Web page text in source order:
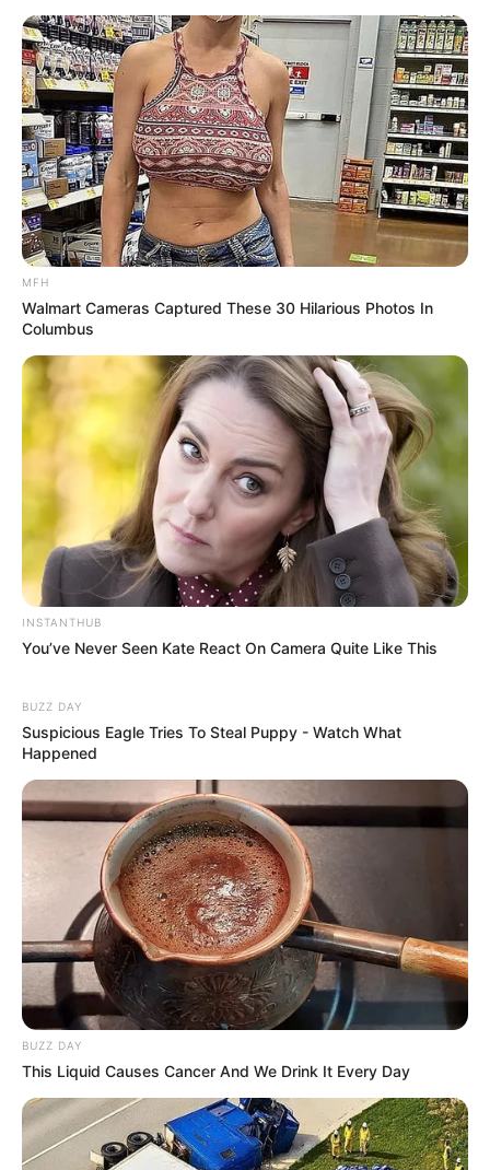
અમારી યુટ્યુબ ચેનલ ને Subscribe કરો
Latest News
અમદાવાદમાં મેયરને જોતા જ 3 દિવસથી પાણીમાં
રહેલા લોકોનો બાટલો ફાટ્યો
2 weeks ago
‘વિદ્યાર્થીઓને મારવાનો આદેશ કોણે આપ્યો, પેલેટ
ગનનો ઉપયોગ કરવાની મંજુરી કોણે આપી? રાહુલ
ગાંધીએ અમિત શાહને પત્ર લખ્યો
કેનેડામાં કાર અકસ્માતમાં અમદાવાદના કોમ્પ્યુટર
વર્ષની જેલ અને 10 કરોડ સુધીના દંડની જોગવાઈ
2 weeks ago
મોદીએ રાતે 12 વાગ્યે વીડિયો મેસેજ જાહેર કરીને
કહ્યું, પેપર લીક પર કડક નિર્ણય લેવાશે
2 weeks ago
Categories
Gujarat 3,834
India
Astrology 521
International 475
MFH
Walmart Cameras Captured These 30 Hilarious Photos In
Columbus
INSTANTHUB
You’ve Never Seen Kate React On Camera Quite Like This
BUZZ DAY
Suspicious Eagle Tries To Steal Puppy - Watch What
Happened
BUZZ DAY
This Liquid Causes Cancer And We Drink It Every Day